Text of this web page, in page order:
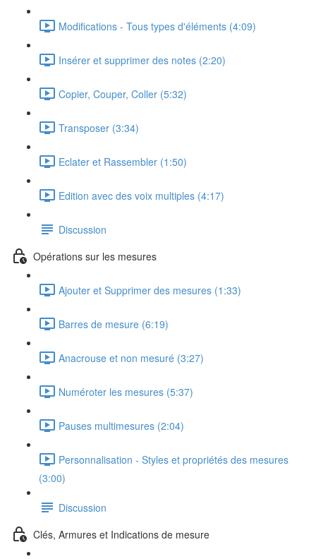
Modifications - Tous types d'éléments (4:09)
Insérer et supprimer des notes (2:20)
Copier, Couper, Coller (5:32)
Transposer (3:34)
Eclater et Rassembler (1:50)
Edition avec des voix multiples (4:17)
Discussion
Opérations sur les mesures
Ajouter et Supprimer des mesures (1:33)
Barres de mesure (6:19)
Anacrouse et non mesuré (3:27)
Numéroter les mesures (5:37)
Pauses multimesures (2:04)
Personnalisation - Styles et propriétés des mesures
(3:00)
Discussion
Clés, Armures et Indications de mesure